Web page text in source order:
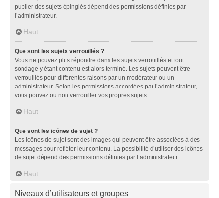
publier des sujets épinglés dépend des permissions définies par
l’administrateur.
Haut
Que sont les sujets verrouillés ?
Vous ne pouvez plus répondre dans les sujets verrouillés et tout
sondage y étant contenu est alors terminé. Les sujets peuvent être
verrouillés pour différentes raisons par un modérateur ou un
administrateur. Selon les permissions accordées par l’administrateur,
vous pouvez ou non verrouiller vos propres sujets.
Haut
Que sont les icônes de sujet ?
Les icônes de sujet sont des images qui peuvent être associées à des
messages pour refléter leur contenu. La possibilité d’utiliser des icônes
de sujet dépend des permissions définies par l’administrateur.
Haut
Niveaux d’utilisateurs et groupes